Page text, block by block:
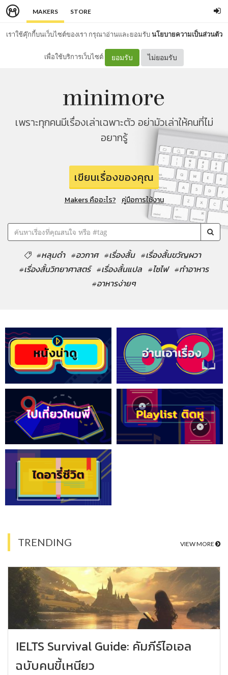
MAKERS STORE
เราใช้คุ๊กกี้บนเว็บไซต์ของเรา กรุณาอ่านและยอมรับนโยบายความเป็นส่วนตัว
เพื่อใช้บริการเว็บไซต์ ยอมรับ ไม่ยอมรับ
เพราะทุกคนมีเรื่องเล่าเฉพาะตัว อย่ามัวเล่าให้คนที่ไม่
อยากรู้
เขียนเรื่องของคุณ
Makers คืออะไร? คู่มือการใช้งาน
#หลุมดำ #อวกาศ #เรื่องสั้น #เรื่องสั้นขวัญผวา
#เรื่องสั้นวิทยาศาสตร์ #เรื่องสั้นแปล #ไซไฟ #ทำอาหาร
#อาหารง่ายๆ
TRENDING VIEW MORE
IELTS Survival Guide: คัมภีร์ไอเอล
ฉบับคนขี้เหนียว